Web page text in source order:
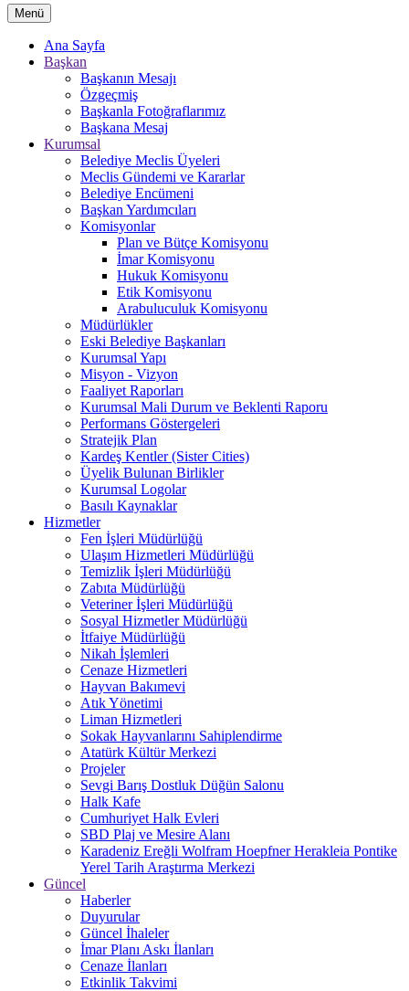
Menü
Ana Sayfa
Başkan
Başkanın Mesajı
Özgeçmiş
Başkanla Fotoğraflarımız
Başkana Mesaj
Kurumsal
Belediye Meclis Üyeleri
Meclis Gündemi ve Kararlar
Belediye Encümeni
Başkan Yardımcıları
Komisyonlar
Plan ve Bütçe Komisyonu
İmar Komisyonu
Hukuk Komisyonu
Etik Komisyonu
Arabuluculuk Komisyonu
Müdürlükler
Eski Belediye Başkanları
Kurumsal Yapı
Misyon - Vizyon
Faaliyet Raporları
Kurumsal Mali Durum ve Beklenti Raporu
Performans Göstergeleri
Stratejik Plan
Kardeş Kentler (Sister Cities)
Üyelik Bulunan Birlikler
Kurumsal Logolar
Basılı Kaynaklar
Hizmetler
Fen İşleri Müdürlüğü
Ulaşım Hizmetleri Müdürlüğü
Temizlik İşleri Müdürlüğü
Zabıta Müdürlüğü
Veteriner İşleri Müdürlüğü
Sosyal Hizmetler Müdürlüğü
İtfaiye Müdürlüğü
Nikah İşlemleri
Cenaze Hizmetleri
Hayvan Bakımevi
Atık Yönetimi
Liman Hizmetleri
Sokak Hayvanlarını Sahiplendirme
Atatürk Kültür Merkezi
Projeler
Sevgi Barış Dostluk Düğün Salonu
Halk Kafe
Cumhuriyet Halk Evleri
SBD Plaj ve Mesire Alanı
Karadeniz Ereğli Wolfram Hoepfner Herakleia Pontike
Yerel Tarih Araştırma Merkezi
Güncel
Haberler
Duyurular
Güncel İhaleler
İmar Planı Askı İlanları
Cenaze İlanları
Etkinlik Takvimi